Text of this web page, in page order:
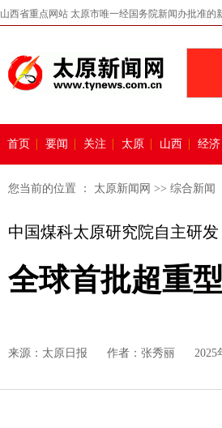
山西省重点网站 太原市唯一经国务院新闻办批准的
首页 要闻 关注 太原 山西 经济
您当前的位置 ： 太原新闻网 >> 综合新闻
中国煤科太原研究院自主研发
全球首批超重
来源： 太原日报 作者：张秀丽 2025